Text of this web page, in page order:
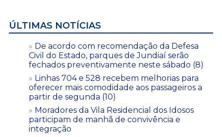
ÚLTIMAS NOTÍCIAS
De acordo com recomendação da Defesa
Civil do Estado, parques de Jundiaí serão
fechados preventivamente neste sábado (8)
Linhas 704 e 528 recebem melhorias para
oferecer mais comodidade aos passageiros a
partir de segunda (10)
Moradores da Vila Residencial dos Idosos
participam de manhã de convivência e
integração